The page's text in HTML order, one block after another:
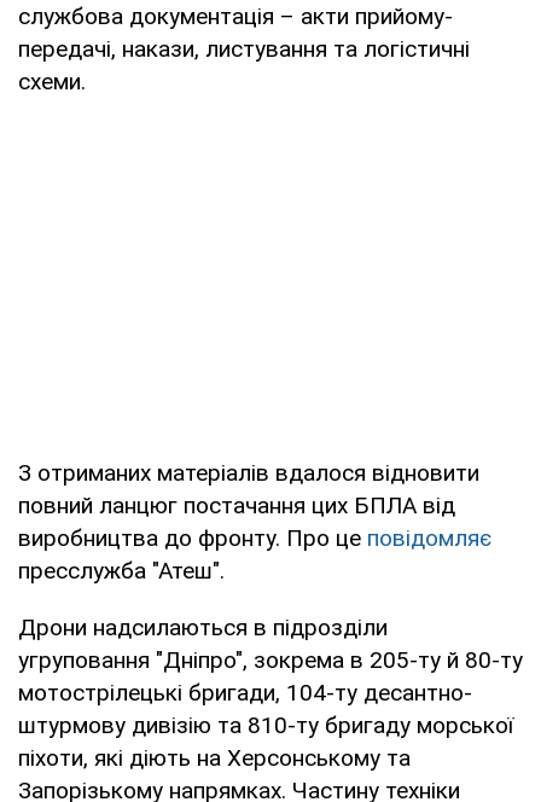
службова документація – акти прийому-
передачі, накази, листування та логістичні
схеми.
З отриманих матеріалів вдалося відновити
повний ланцюг постачання цих БПЛА від
виробництва до фронту. Про це повідомляє
пресслужба "Атеш".
Дрони надсилаються в підрозділи
угруповання "Дніпро", зокрема в 205-ту й 80-ту
мотострілецькі бригади, 104-ту десантно-
штурмову дивізію та 810-ту бригаду морської
піхоти, які діють на Херсонському та
Запорізькому напрямках. Частину техніки